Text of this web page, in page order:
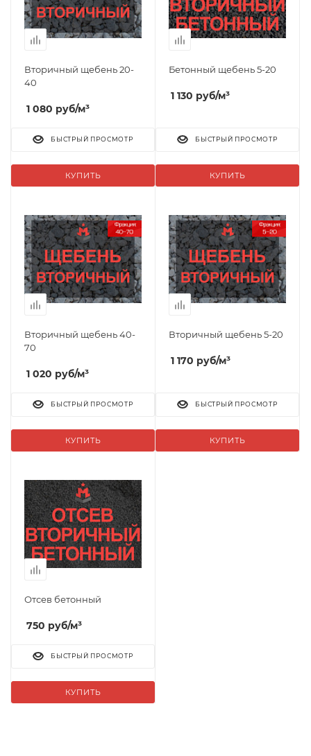
Вторичный щебень 20-
40
1 080 руб/м³
КУПИТЬ
БЫСТРЫЙ ПРОСМОТР
Бетонный щебень 5-20
1 130 руб/м³
КУПИТЬ
БЫСТРЫЙ ПРОСМОТР
Вторичный щебень 40-
70
1 020 руб/м³
КУПИТЬ
БЫСТРЫЙ ПРОСМОТР
Вторичный щебень 5-20
1 170 руб/м³
КУПИТЬ
БЫСТРЫЙ ПРОСМОТР
Отсев бетонный
750 руб/м³
КУПИТЬ
БЫСТРЫЙ ПРОСМОТР